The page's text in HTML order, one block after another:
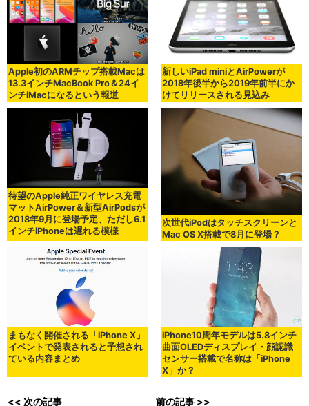
Apple初のARMチップ搭載Macは
13.3インチMacBook Pro＆24イ
ンチiMacになるという報道
新しいiPad miniとAirPowerが
2018年後半から2019年前半にか
けてリリースされる見込み
待望のApple純正ワイヤレス充電
マットAirPower＆新型AirPodsが
2018年9月に登場予定、ただし6.1
インチiPhoneは遅れる模様
次世代iPodはタッチスクリーンと
Mac OS X搭載で8月に登場？
まもなく開催される「iPhone X」
イベントで発表されると予想され
ている内容まとめ
iPhone10周年モデルは5.8インチ
曲面OLEDディスプレイ・顔認識
センサー搭載で名称は「iPhone
X」か？
<< 次の記事 前の記事 >>